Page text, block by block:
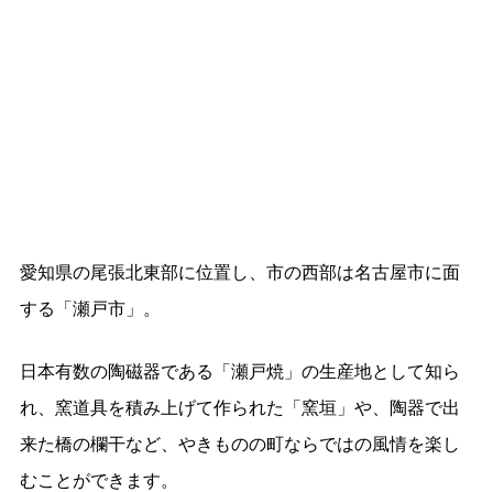
愛知県の尾張北東部に位置し、市の西部は名古屋市に面
する「瀬戸市」。
日本有数の陶磁器である「瀬戸焼」の生産地として知ら
れ、窯道具を積み上げて作られた「窯垣」や、陶器で出
来た橋の欄干など、やきものの町ならではの風情を楽し
むことができます。